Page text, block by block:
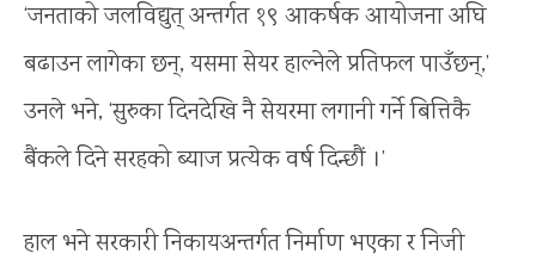
‘जनताको जलविद्युत् अन्तर्गत १९ आकर्षक आयोजना अघि
बढाउन लागेका छन्, यसमा सेयर हाल्नेले प्रतिफल पाउँछन्,’
उनले भने, ‘सुरुका दिनदेखि नै सेयरमा लगानी गर्ने बित्तिकै
बैंकले दिने सरहको ब्याज प्रत्येक वर्ष दिन्छौं ।’
हाल भने सरकारी निकायअन्तर्गत निर्माण भएका र निजी